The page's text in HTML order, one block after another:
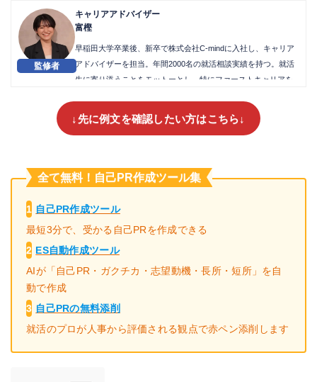
2021年に人事部に抜擢され、新卒採用と中途採用を担当。2024
年９月現在も人事を担当している。
キャリアアドバイザー
富樫
早稲田大学卒業後、新卒で株式会社C-mindに入社し、キャリア
アドバイザーを担当。年間2000名の就活相談実績を持つ。就活
生に寄り添うことをモットーとし、特にファーストキャリアを
↓先に例文を確認したい方はこちら↓
全て無料！自己PR作成ツール集
1 自己PR作成ツール
最短3分で、受かる自己PRを作成できる
2 ES自動作成ツール
AIが「自己PR・ガクチカ・志望動機・長所・短所」を自
動で作成
3 自己PRの無料添削
就活のプロが人事から評価される観点で赤ペン添削します